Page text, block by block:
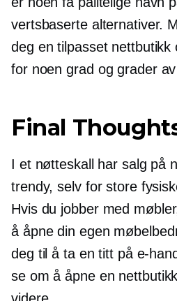
vertsbaserte alternativer.
deg en tilpasset nettbutikk
for noen grad og grader
Final
I et nøtteskall har salg på
trendy, selv for store
Hvis du jobber med
å åpne din egen
deg til å ta en titt på e-
se om å åpne en